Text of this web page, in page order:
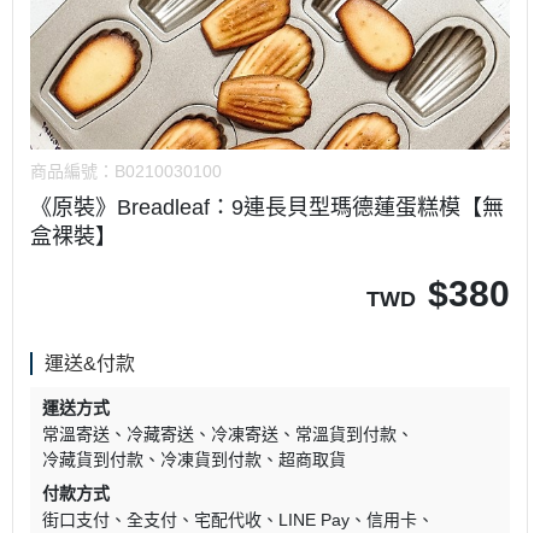
商品編號： B0210030100
《原裝》Breadleaf：9連長貝型瑪德蓮蛋糕模【無
盒裸裝】
TWD $380
運送&付款
運送方式
常溫寄送
冷藏寄送 冷凍寄送
常溫貨到付款
冷藏貨到付款
冷凍貨到付款
超商取貨
付款方式
街口支付
全支付 宅配代收 LINE Pay
信用卡